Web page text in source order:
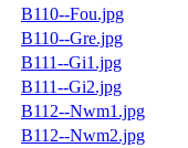
B110--Fou.jpg
B110--Gre.jpg
B111--Gi1.jpg
B111--Gi2.jpg
B112--Nwm1.jpg
B112--Nwm2.jpg